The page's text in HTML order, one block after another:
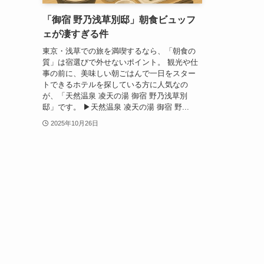
「御宿 野乃浅草別邸」朝食ビュッフ
ェが凄すぎる件
東京・浅草での旅を満喫するなら、「朝食の
質」は宿選びで外せないポイント。 観光や仕
事の前に、美味しい朝ごはんで一日をスター
トできるホテルを探している方に人気なの
が、「天然温泉 凌天の湯 御宿 野乃浅草別
邸」です。 ▶︎天然温泉 凌天の湯 御宿 野...
2025年10月26日